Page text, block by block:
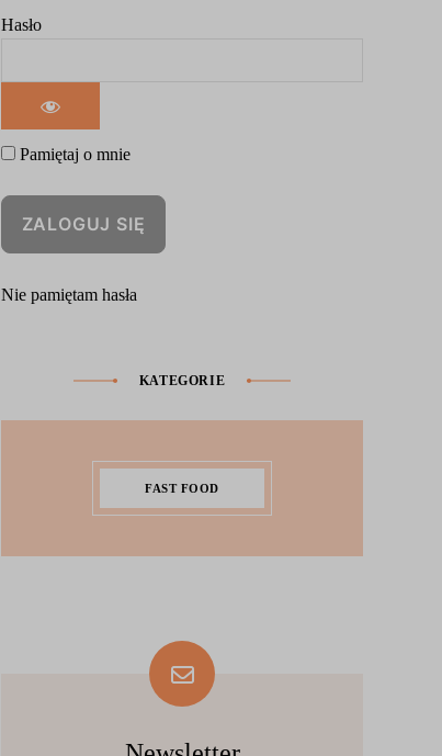
Hasło
Pamiętaj o mnie
Nie pamiętam hasła
KATEGORIE
FAST FOOD